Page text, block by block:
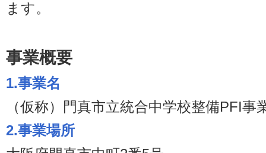
ます。
事業概要
1.事業名
（仮称）門真市立統合中学校整備PFI事
2.事業場所